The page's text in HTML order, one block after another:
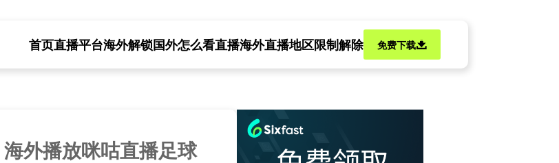
首页直播平台海外解锁国外怎么看直播海外直播地区限制解除 免费下载
外播放咪咕直播足球